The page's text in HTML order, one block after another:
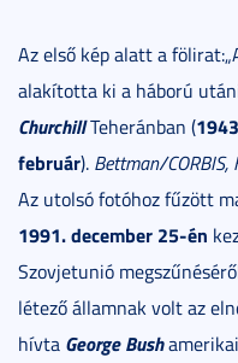
Az első kép alatt a
alakította ki a háború
ChurchillTeheránban (
február). Bettman/CORBIS,
Az utolsó fotóhoz fűzött
1991. december 25-én
Szovjetunió
létező államnak volt az
hívta George Bush